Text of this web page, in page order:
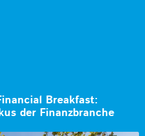
Breakfast:
der Finanzbranche